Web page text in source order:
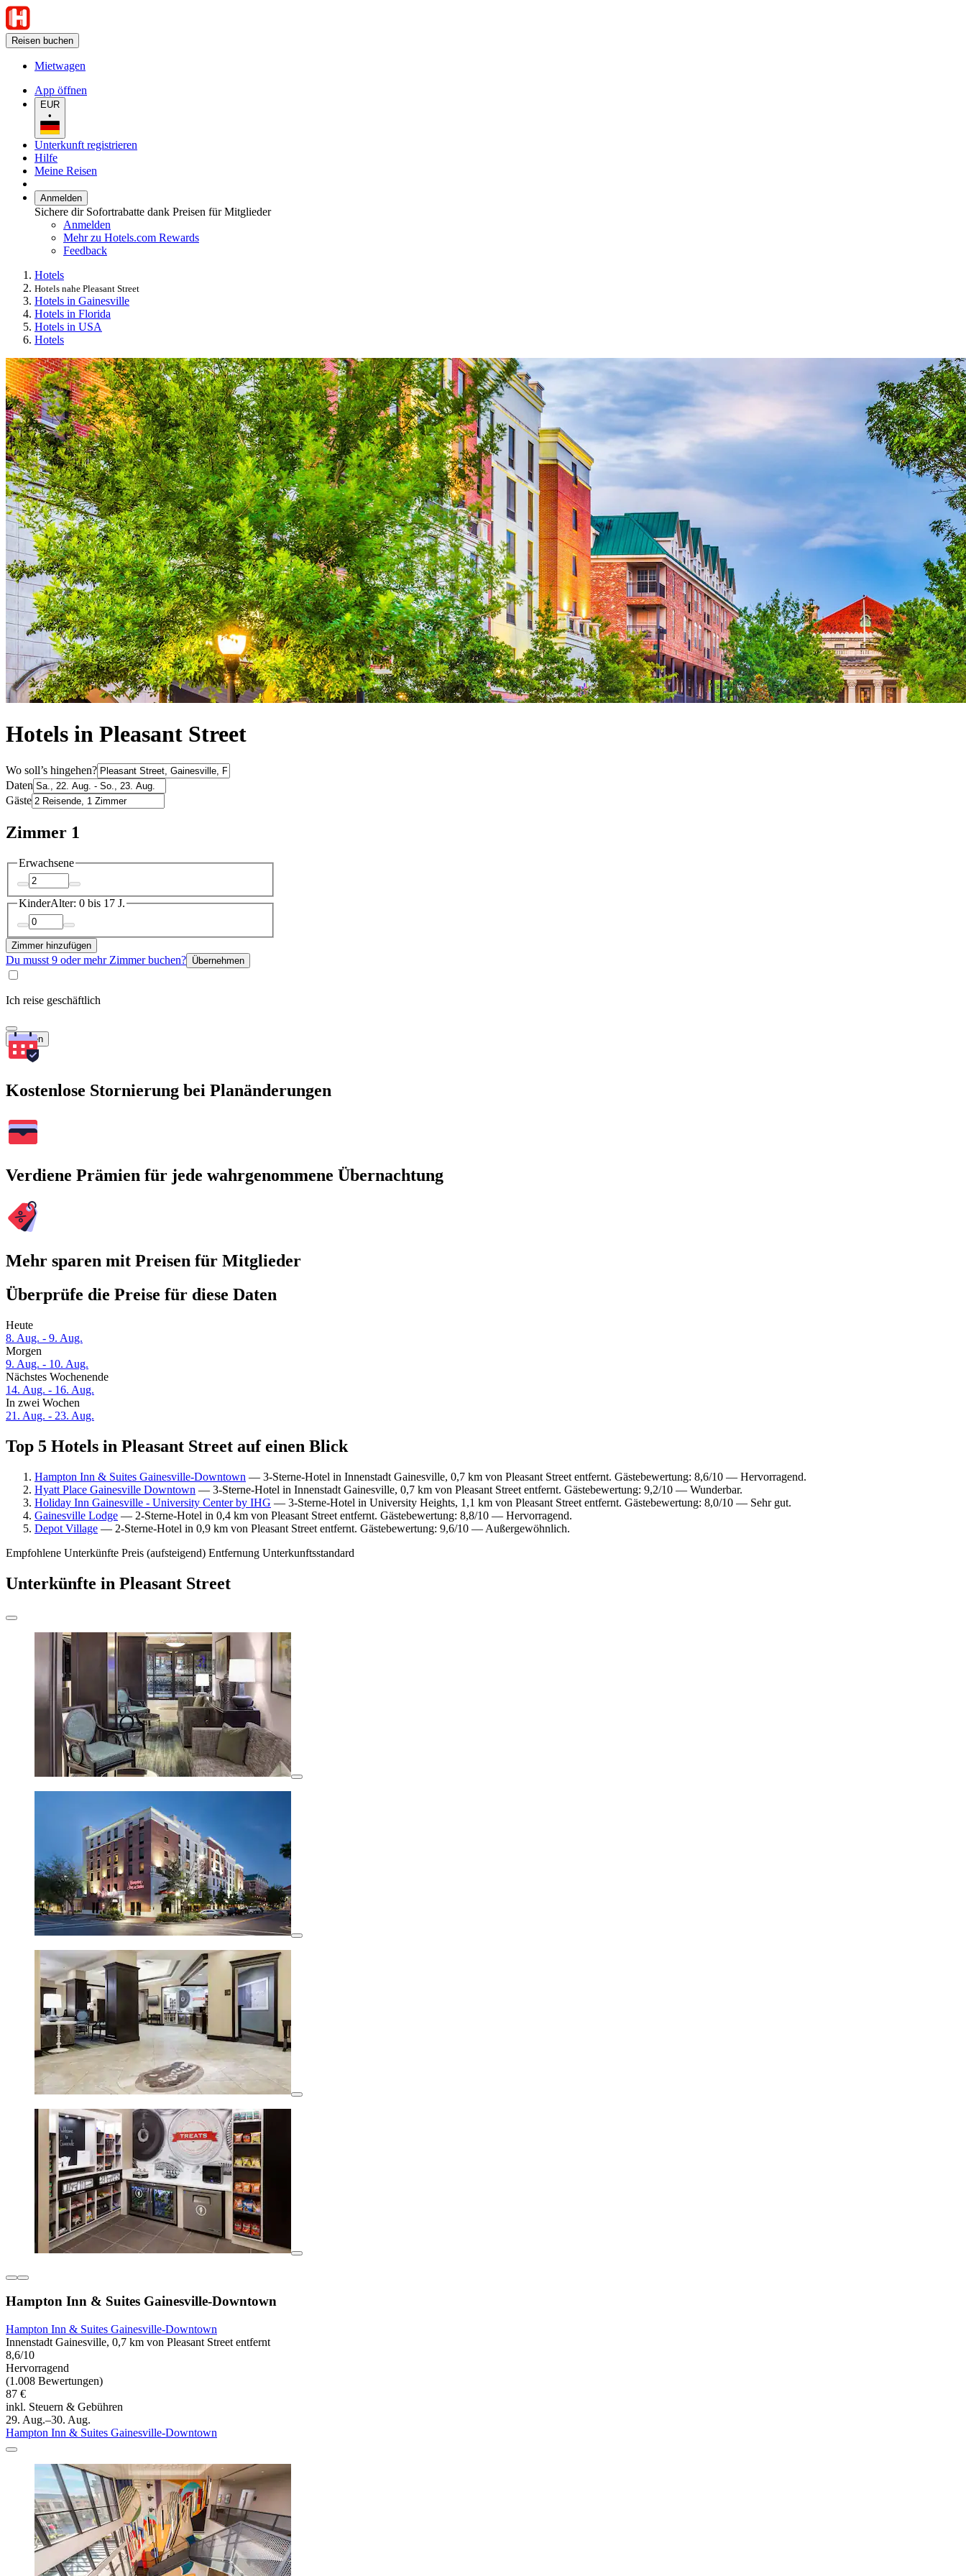
Reisen buchen
Mietwagen
App öffnen
EUR
•
Unterkunft registrieren
Hilfe
Meine Reisen
Anmelden
Sichere dir Sofortrabatte dank Preisen für Mitglieder
Anmelden
Mehr zu Hotels.com Rewards
Feedback
Hotels
Hotels nahe Pleasant Street
Hotels in Gainesville
Hotels in Florida
Hotels in USA
Hotels
Hotels in Pleasant Street
Wo soll’s hingehen?
Daten
Gäste
Zimmer 1
Erwachsene
KinderAlter: 0 bis 17 J.
Zimmer hinzufügen
Du musst 9 oder mehr Zimmer buchen? Übernehmen
Ich reise geschäftlich
Suchen
Kostenlose Stornierung bei Planänderungen
Verdiene Prämien für jede wahrgenommene Übernachtung
Mehr sparen mit Preisen für Mitglieder
Überprüfe die Preise für diese Daten
Heute
8. Aug. - 9. Aug.
Morgen
9. Aug. - 10. Aug.
Nächstes Wochenende
14. Aug. - 16. Aug.
In zwei Wochen
21. Aug. - 23. Aug.
Top 5 Hotels in Pleasant Street auf einen Blick
Hampton Inn & Suites Gainesville-Downtown — 3-Sterne-Hotel in Innenstadt Gainesville, 0,7 km von Pleasant Street entfernt. Gästebewertung: 8,6/10 — Hervorragend.
Hyatt Place Gainesville Downtown — 3-Sterne-Hotel in Innenstadt Gainesville, 0,7 km von Pleasant Street entfernt. Gästebewertung: 9,2/10 — Wunderbar.
Holiday Inn Gainesville - University Center by IHG — 3-Sterne-Hotel in University Heights, 1,1 km von Pleasant Street entfernt. Gästebewertung: 8,0/10 — Sehr gut.
Gainesville Lodge — 2-Sterne-Hotel in 0,4 km von Pleasant Street entfernt. Gästebewertung: 8,8/10 — Hervorragend.
Depot Village — 2-Sterne-Hotel in 0,9 km von Pleasant Street entfernt. Gästebewertung: 9,6/10 — Außergewöhnlich.
Empfohlene Unterkünfte Preis (aufsteigend) Entfernung Unterkunftsstandard
Unterkünfte in Pleasant Street
Hampton Inn & Suites Gainesville-Downtown
Hampton Inn & Suites Gainesville-Downtown
Innenstadt Gainesville, 0,7 km von Pleasant Street entfernt
8,6/10
Hervorragend
(1.008 Bewertungen)
87 €
inkl. Steuern & Gebühren
29. Aug.–30. Aug.
Hampton Inn & Suites Gainesville-Downtown